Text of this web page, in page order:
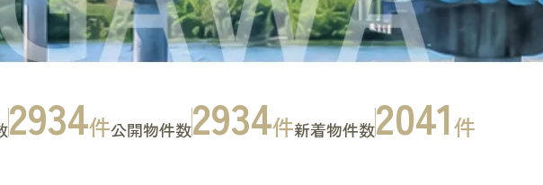
2934件公開物件数2934件新着物件数2041件